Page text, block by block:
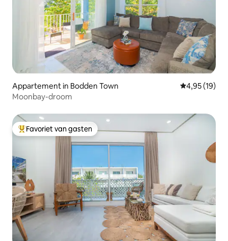
Appartement in Bodden Town Gemiddelde
4,95 (19)
Moonbay-droom
Topfavoriet van gasten
Favoriet van gasten